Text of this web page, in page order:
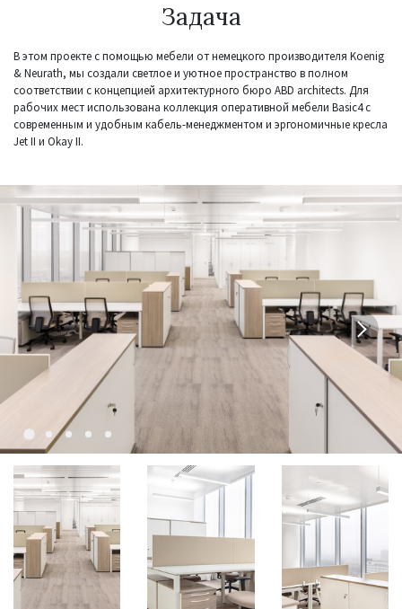
Задача
В этом проекте с помощью мебели от немецкого производителя Koenig
& Neurath, мы создали светлое и уютное пространство в полном
соответствии с концепцией архитектурного бюро ABD architects. Для
рабочих мест использована коллекция оперативной мебели Basic4 c
современным и удобным кабель-менеджментом и эргономичные кресла
Jet II и Okay II.